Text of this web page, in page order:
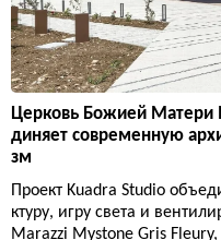
Церковь Божией Матери
диняет современную
зм
Проект Kuadra Studio
ктуру, игру света и
Marazzi Mystone Gris